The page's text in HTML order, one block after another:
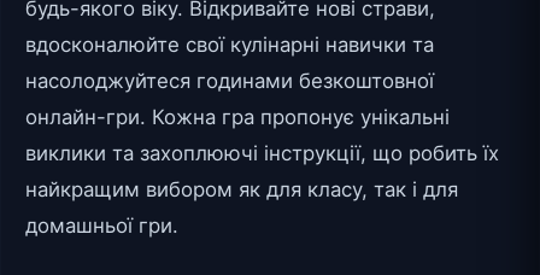
будь-якого віку. Відкривайте нові страви,
вдосконалюйте свої кулінарні навички та
насолоджуйтеся годинами безкоштовної
онлайн-гри. Кожна гра пропонує унікальні
виклики та захоплюючі інструкції, що робить їх
найкращим вибором як для класу, так і для
домашньої гри.